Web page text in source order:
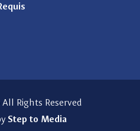
Rights Reserved
Step to Media